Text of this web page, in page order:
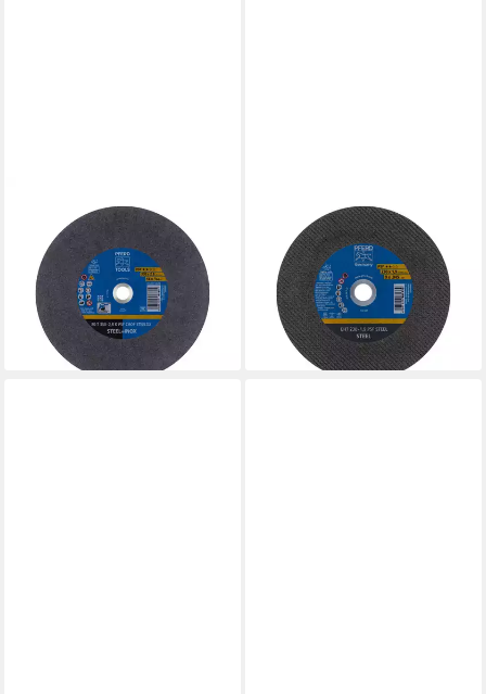
Trennscheibe PFERD TOOLS
Trennscheibe Metallkreissäge
T 350x2,8x25,4 mm Uni.-
Linie
ab 72,55 €
lieferbar - in 3-4 Werktagen bei dir
Trennscheibe PFERD TOOLS
Trennscheibe EHT
230x1,9x22,23 mm gerade
Universallinie PS
ab 5,98 €
lieferbar - in 2-3 Werktagen bei dir